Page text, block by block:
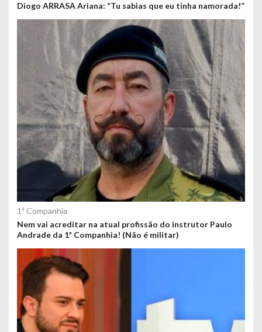
Diogo ARRASA Ariana: “Tu sabias que eu tinha namorada!”
1ª Companhia
Nem vai acreditar na atual profissão do instrutor Paulo
Andrade da 1ª Companhia! (Não é militar)